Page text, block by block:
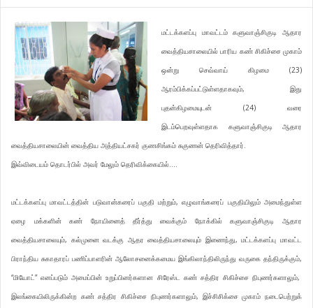
மட்டக்களப்பு மாவட்டம் களுவாஞ்சிகுடி ஆதார
வைத்தியசாலையில் பாரிய கண் சிகிச்சை முகாம்
ஒன்று செவ்வாய் கிழமை (23)
ஆரம்பிக்கப்பட்டுள்ளதாகவும், இது
புதன்கிழமையுடன் (24) வரை
இடம்பெறவுள்ளதாக களுவாஞ்சிகுடி ஆதார
வைத்தியசாலையின் வைத்திய அத்தியட்சகர் குணசிங்கம் சுகுணன் தெரிவித்தார்.
இவ்விடையம் தொடர்பில் அவர் மேலும் தெரிவிக்கையில்….
மட்டக்களப்பு மாவட்டத்தின் படுவான்கரைப் பகுதி மற்றும், எழுவாங்கரைப் பகுதியிலும் அமைந்துள்ள
ஏழை மக்களின் கண் நோயினைத் தீர்த்து வைக்கும் நோக்கில் களுவாஞ்சிகுடி ஆதார
வைத்தியசாலையும், கல்முனை வடக்கு ஆதர வைத்தியசாலையும் இணைந்து, மட்டக்களப்பு மாவட்ட
பிராந்திய சுகாதாரப் பணிப்பாளரின் ஆலோசனைக்கமைய இங்கிலாந்திலிருந்து வருகை தந்திருக்கும்,
“மியோட்” எனப்படும் அமைப்பின் உறுப்பினர்களான சிரேஸ்ட கண் சத்திர சிகிச்சை நிபுணர்களாலும்,
இலங்கையிலிருக்கின்ற கண் சத்திர சிகிச்சை நிபுணர்களாலும், இச்சிசிக்சை முகாம் நடைபெற்றுக்